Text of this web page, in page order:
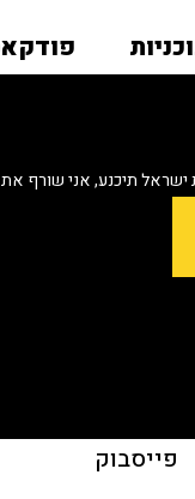
תיכנע, אני שורף את
פייסבוק